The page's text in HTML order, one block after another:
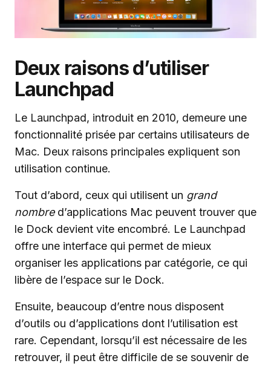
Deux raisons d’utiliser
Launchpad
Le Launchpad, introduit en 2010, demeure une
fonctionnalité prisée par certains utilisateurs de
Mac. Deux raisons principales expliquent son
utilisation continue.
Tout d’abord, ceux qui utilisent un grand
nombred’applications Mac peuvent trouver que
le Dock devient vite encombré. Le Launchpad
offre une interface qui permet de mieux
organiser les applications par catégorie, ce qui
libère de l’espace sur le Dock.
Ensuite, beaucoup d’entre nous disposent
d’outils ou d’applications dont l’utilisation est
rare. Cependant, lorsqu’il est nécessaire de les
retrouver, il peut être difficile de se souvenir de